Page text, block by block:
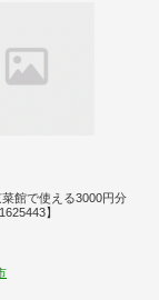
館で使える3000円分
】